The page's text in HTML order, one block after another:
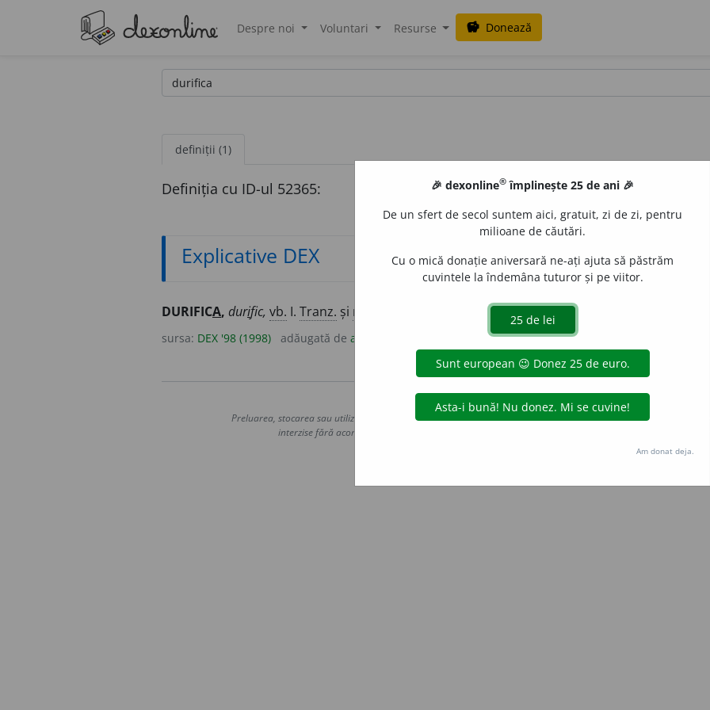
Despre noi Voluntari Resurse savings Donează
definiții (1)
Definiția cu ID-ul 52365:
Explicative DEX
DURIFICA, durific, vb. I. Tranz. și refl. A (se) face (mai) dur1(1), mai tare. – Din
sursa: DEX '98 (1998) adăugată de ana_zecheru
Copyright © 2004-2026 dexonline (https://dexonline.ro)
Preluarea, stocarea sau utilizarea datelor de pe acest site, inclusiv prin orice metode de extragere automată
interzise fără acordul nostru prealabil scris, cu excepția seturilor de date oferite oficial spre utilizare
Hosterion
🎉 dexonline® împlinește 25 de ani 🎉
De un sfert de secol suntem aici, gratuit, zi de zi, pentru
milioane de căutări.
Cu o mică donație aniversară ne-ați ajuta să păstrăm
cuvintele la îndemâna tuturor și pe viitor.
Am donat deja.